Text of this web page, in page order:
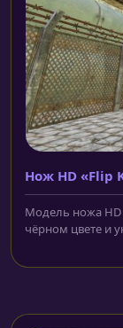
Нож HD «Flip
Модель ножа HD
чёрном цвете и